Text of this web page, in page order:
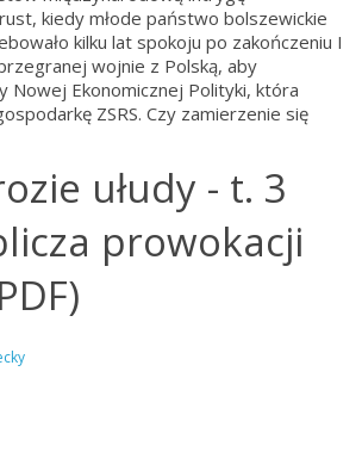
kiedy młode państwo bolszewickie
kilku lat spokoju po zakończeniu I
wojnie z Polską, aby
Nowej Ekonomicznej Polityki, która
ZSRS. Czy zamierzenie się
ułudy - t. 3
prowokacji